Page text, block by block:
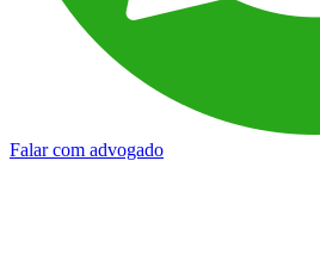
Falar com advogado